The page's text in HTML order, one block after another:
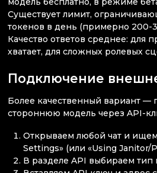
Существует лимит,
токенов в день (примерно 200-
Качество ответов среднее: для
хватает, для сложных ролевых
Подключение
Более качественный вариант —
стороннюю модель через API-
Открываем любой чат и
Settings» (или «Using Janitor/
В разделе API выбираем тип